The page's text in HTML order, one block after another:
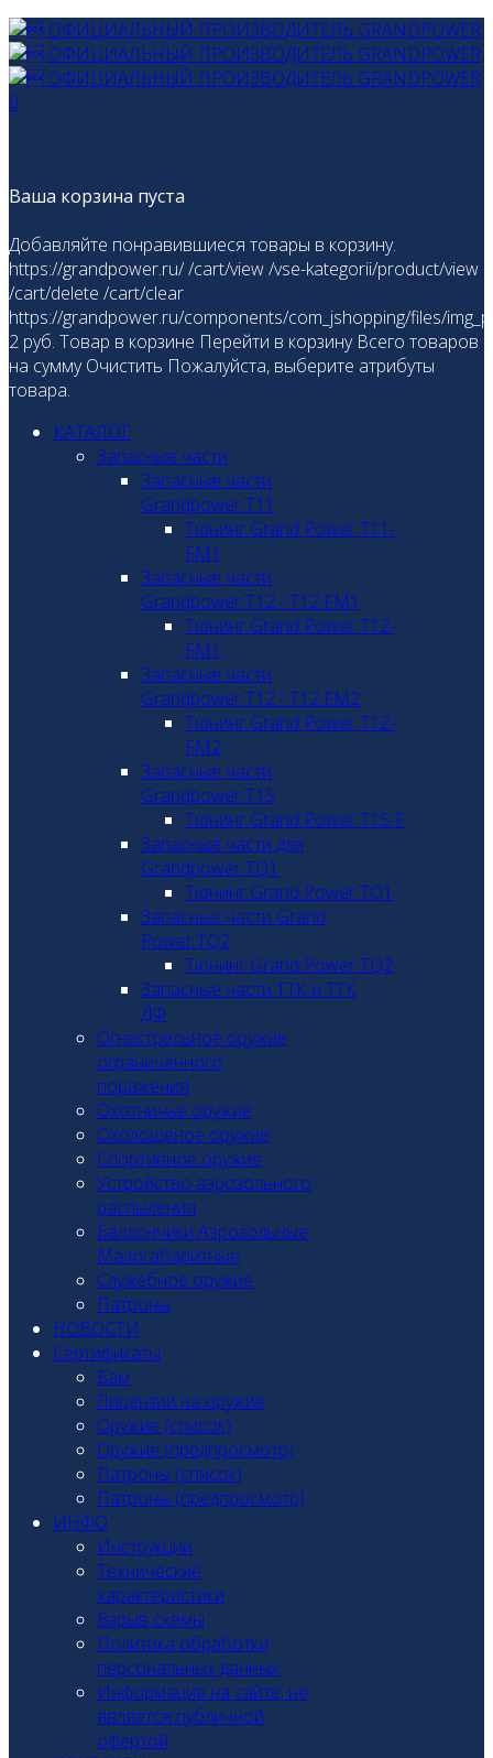
0
Ваша корзина пуста
Добавляйте понравившиеся товары в корзину.
https://grandpower.ru//cart/view/vse-kategorii/product/view
/cart/delete /cart/clear
https://grandpower.ru/components/com_jshopping/files/
2 руб. Товар в корзине Перейти в корзину Всего товаров
на сумму Очистить Пожалуйста, выберите атрибуты
товара.
КАТАЛОГ
Запасные части
Запасные части
Grandpower T11
Тюнинг Grand Power T11-
FM1
Запасные части
Grandpower T12 - T12 FM1
Тюнинг Grand Power T12-
FM1
Запасные части
Grandpower T12 - T12 FM2
Тюнинг Grand Power T12-
FM2
Запасные части
Grandpower T15
Тюнинг Grand Power T15-F
Запасные части для
Grandpower TQ1
Тюнинг Grand Power TQ1
Запасные части Grand
Power TQ2
Тюнинг Grand Power TQ2
Запасные части ТТК и ТТК
ДФ
Огнестрельное оружие
ограниченного
поражения
Охотничье оружие
Охолощеное оружие
Спортивное оружие
Устройство аэрозольного
распыления
Баллончики Аэрозольные
Малогабаритные
Служебное оружие
Патроны
НОВОСТИ
Сертификаты
Бам
Лицензии на оружие
Оружие (список)
Оружие (предпросмотр)
Патроны (список)
Патроны (предпросмотр)
ИНФО
Инструкции
Технические
характеристики
Взрыв схемы
Политика обработки
персональных данных
Информация на сайте, не
является публичной
офертой